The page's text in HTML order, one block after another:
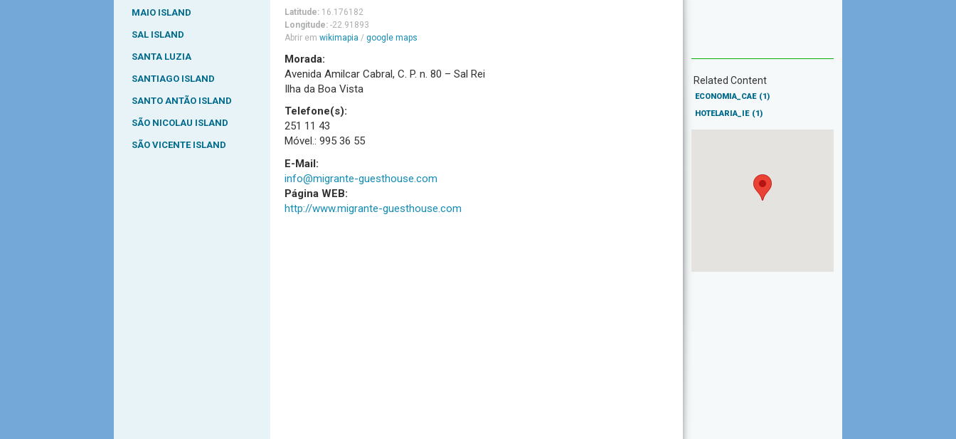
MAIO ISLAND
SAL ISLAND
SANTA LUZIA
SANTIAGO ISLAND
SANTO ANTÃO ISLAND
SÃO NICOLAU ISLAND
SÃO VICENTE ISLAND
Latitude: 16.176182
Longitude: -22.91893
Abrir em wikimapia / google maps
Morada:
Avenida Amilcar Cabral, C. P. n. 80 – Sal Rei
Ilha da Boa Vista
Telefone(s):
251 11 43
Móvel.: 995 36 55
E-Mail:
info@migrante-guesthouse.com
Página WEB:
http://www.migrante-guesthouse.com
Related Content
ECONOMIA_CAE (1)
HOTELARIA_IE (1)